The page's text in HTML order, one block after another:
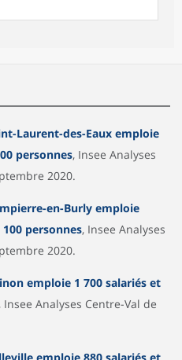
Laurent-des-Eaux emploie
personnes, Insee Analyses
2020.
en-Burly emploie
personnes, Insee Analyses
2020.
emploie 1 700 salariés et
, Insee Analyses Centre-Val de